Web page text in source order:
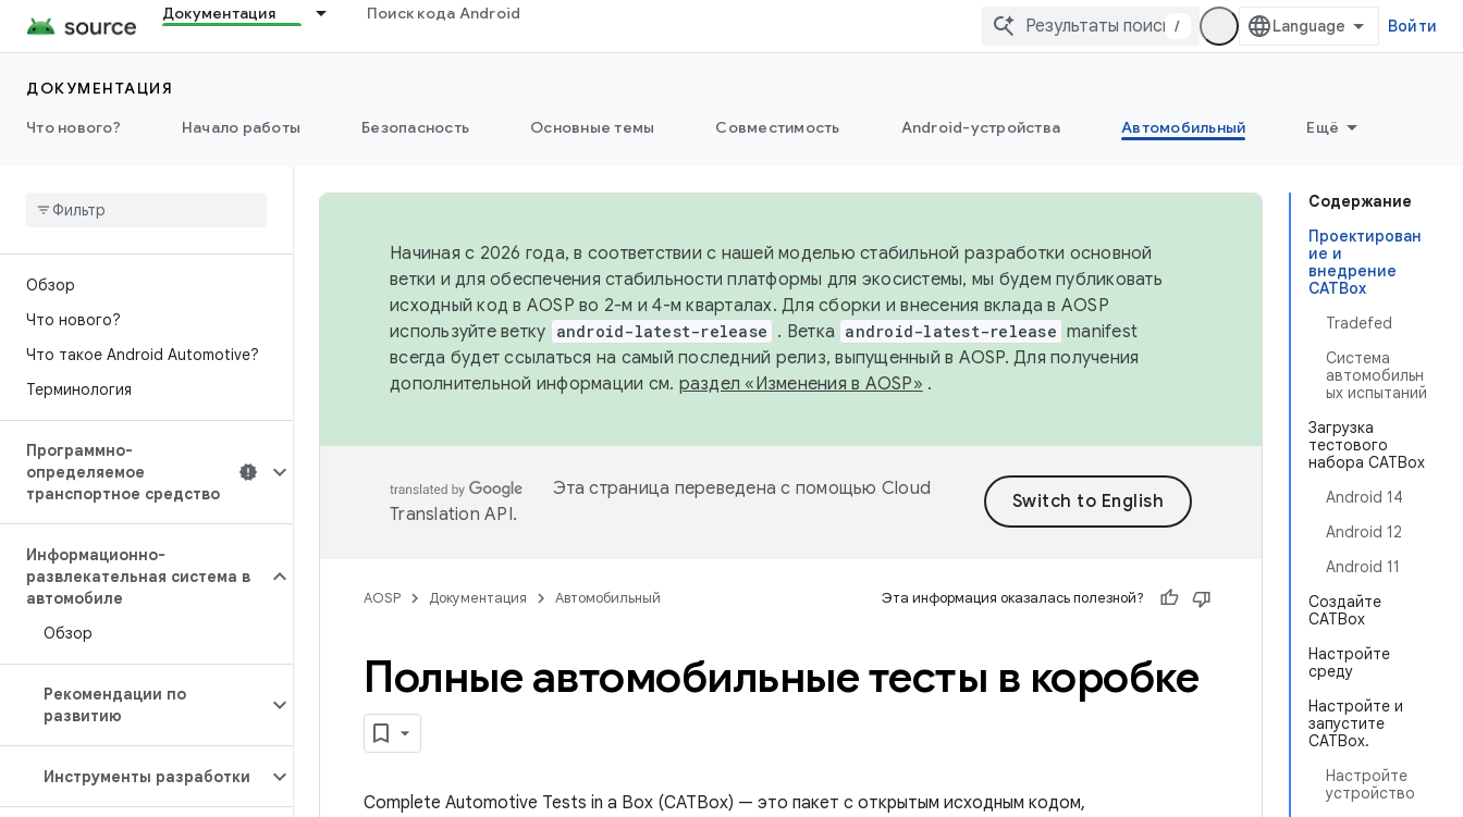
Документация Поиск кода Android
/ Войти
ДОКУМЕНТАЦИЯ
Что нового?
Начало работы Безопасность Основные темы Совместимость Android-устройства Автомобильный Ещё
Обзор
Что нового?
Что такое Android Automotive?
Терминология
Программно-
определяемое
транспортное средство
Информационно-
развлекательная система в
автомобиле
Обзор
Рекомендации по
развитию
Инструменты разработки
Содержание
Проектирован
ие и
внедрение
CATBox
Tradefed
Система
автомобильн
ых испытаний
Загрузка
тестового
набора CATBox
Android 14
Android 12
Android 11
Создайте
CATBox
Настройте
среду
Настройте и
запустите
CATBox.
Настройте
устройство
Начиная с 2026 года, в соответствии с нашей моделью стабильной разработки основной
ветки и для обеспечения стабильности платформы для экосистемы, мы будем публиковать
исходный код в AOSP во 2-м и 4-м кварталах. Для сборки и внесения вклада в AOSP
используйте ветку android-latest-release . Ветка android-latest-release manifest
всегда будет ссылаться на самый последний релиз, выпущенный в AOSP. Для получения
дополнительной информации см. раздел «Изменения в AOSP» .
Эта страница переведена с помощью Cloud
Translation API.
AOSP Документация Автомобильный Эта информация оказалась полезной?
Полные автомобильные тесты в коробке
Complete Automotive Tests in a Box (CATBox) — это пакет с открытым исходным кодом,